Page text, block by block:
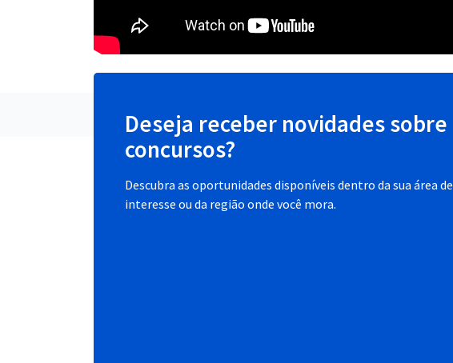
Deseja receber novidades sobre
concursos?
Descubra as oportunidades disponíveis dentro da sua área de
interesse ou da região onde você mora.